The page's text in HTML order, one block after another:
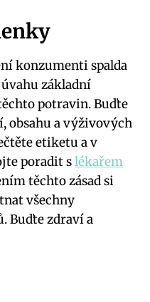
konzumenti spalda
základní
potravin. Buďte
obsahu a výživových
etiketu a v
poradit slékařem
těchto zásad si
všechny
Buďte zdraví a